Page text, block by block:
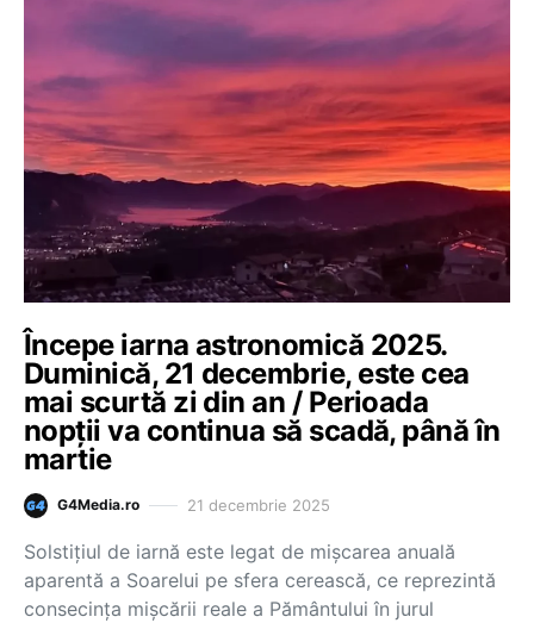
Începe iarna astronomică 2025.
Duminică, 21 decembrie, este cea
mai scurtă zi din an / Perioada
nopții va continua să scadă, până în
martie
G4Media.ro 21 decembrie 2025
Solstiţiul de iarnă este legat de mișcarea anuală
aparentă a Soarelui pe sfera cerească, ce reprezintă
consecința mișcării reale a Pământului în jurul